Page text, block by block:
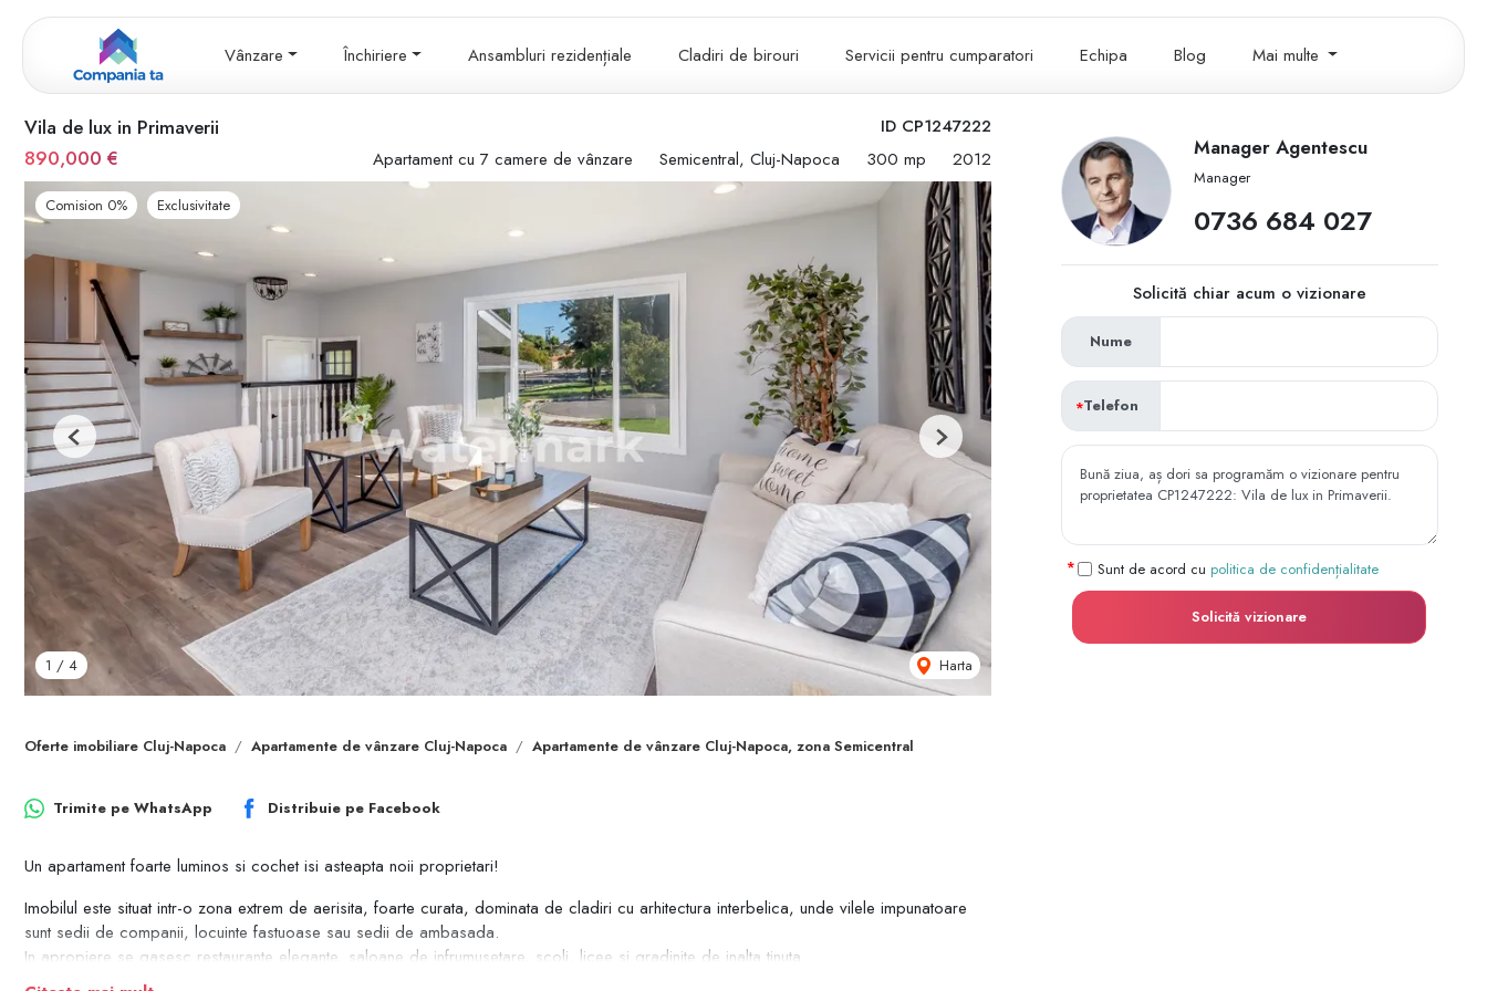
Vânzare Închiriere Ansambluri rezidențiale Cladiri de birouri Servicii pentru cumparatori Echipa Blog Mai multe
ID CP1247222
Vila de lux in Primaverii
890,000 €
Apartament cu 7 camere de vânzare Semicentral, Cluj-Napoca 300 mp 2012
Comision 0% Exclusivitate
1 / 4 Harta
Previous Next
Oferte imobiliare Cluj-Napoca Apartamente de vânzare Cluj-Napoca Apartamente de vânzare Cluj-Napoca, zona Semicentral
Trimite pe WhatsApp Distribuie pe Facebook
Un apartament foarte luminos si cochet isi asteapta noii proprietari!
Imobilul este situat intr-o zona extrem de aerisita, foarte curata, dominata de cladiri cu arhitectura interbelica, unde vilele impunatoare
sunt sedii de companii, locuinte fastuoase sau sedii de ambasada.
In apropiere se gasesc restaurante elegante, saloane de infrumusetare, scoli, licee si gradinite de inalta tinuta.
Manager Agentescu
Manager
‭0736 684 027‬
Solicită chiar acum o vizionare
Nume
Telefon
Sunt de acord cu politica de confidențialitate
Solicită vizionare